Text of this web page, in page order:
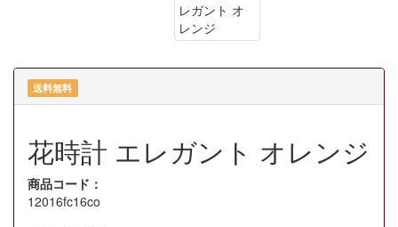
送料無料
花時計 エレガント オレンジ
商品コード：
12016fc16co